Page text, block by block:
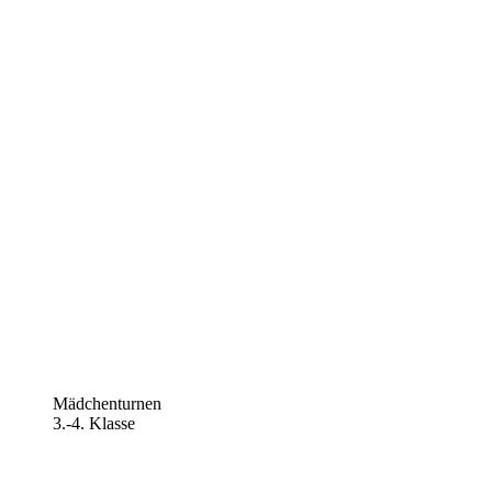
Mädchenturnen
3.-4. Klasse